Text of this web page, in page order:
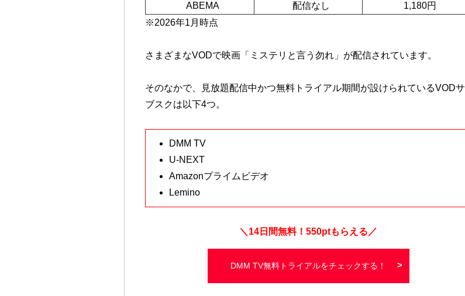
ABEMA
配信なし 1,180円
※2026年1月時点
さまざまなVODで映画「ミステリと言う勿れ」が配信されています。
そのなかで、見放題配信中かつ無料トライアル期間が設けられているVODサ
ブスクは以下4つ。
DMM TV
U-NEXT
Amazonプライムビデオ
Lemino
＼ 14日間無料！ 550ptもらえる／
DMM TV無料トライアルをチェックする！